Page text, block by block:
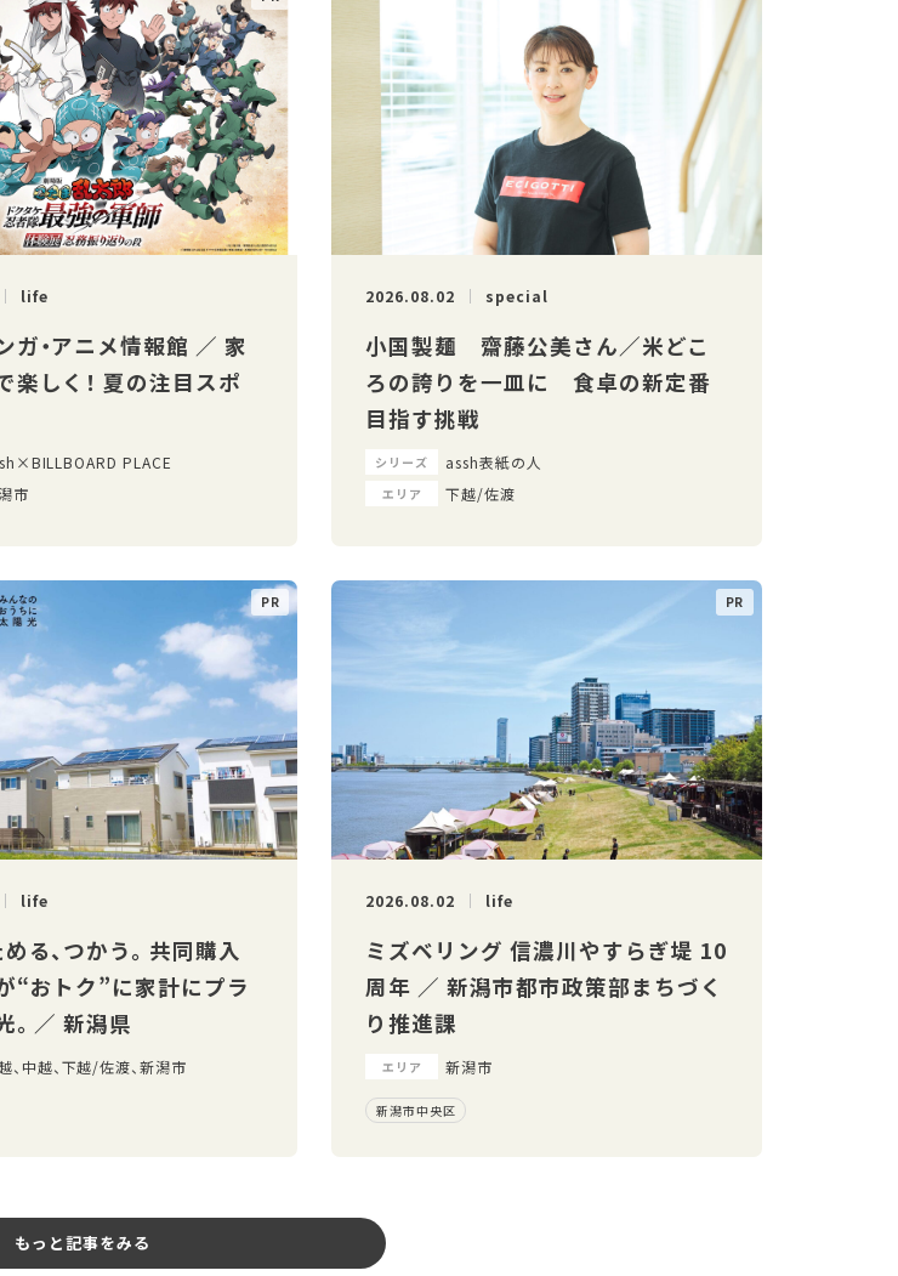
life
ガ・アニメ情報館 ／ 家
楽しく！ 夏の注目スポ
PLACE
市
2026.08.02 special
小国製麺 齋藤公美さん／米どこ
ろの誇りを一皿に 食卓の新定番
目指す挑戦
シリーズ assh表紙の人
エリア 下越/佐渡
life
る、つかう。 共同購入
“おトク”に家計にプラ
。 ／ 新潟県
、中越、下越/佐渡、新潟市
2026.08.02 life
ミズベリング 信濃川やすらぎ堤 10
周年 ／ 新潟市都市政策部まちづく
り推進課
エリア 新潟市
新潟市中央区
もっと記事をみる